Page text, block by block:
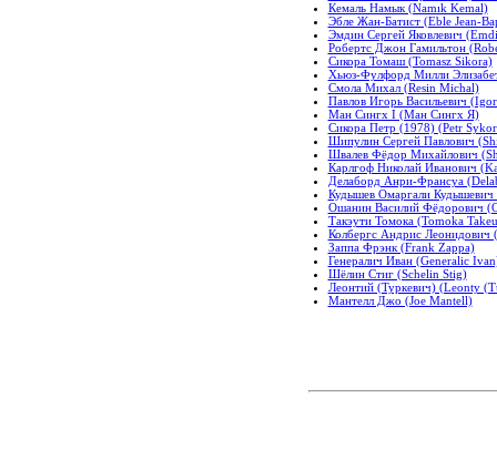
Кемаль Намык (Namık Kemal)
Эбле Жан-Батист (Eble Jean-
Эмдин Сергей Яковлевич
Робертс Джон Гамильтон
Сикора Томаш (Tomasz Sikora)
Хьюз-Фулфорд Милли
Смола Михал (Resin Michal)
Павлов Игорь Васильевич
Ман Сингх I (Ман Сингх Я)
Сикора Петр (1978) (Petr
Шипулин Сергей Павлович
Швалев Фёдор Михайлович
Карлгоф Николай Иванович
Делаборд Анри-Франсуа
Кудышев Омаргали
Ошанин Василий Фёдорович
Такэути Томока (Tomoka
Колбергс Андрис
Заппа Фрэнк (Frank Zappa)
Генералич Иван (Generalic
Шёлин Стиг (Schelin Stig)
Леонтий (Туркевич) (Leonty
Мантелл Джо (Joe Mantell)